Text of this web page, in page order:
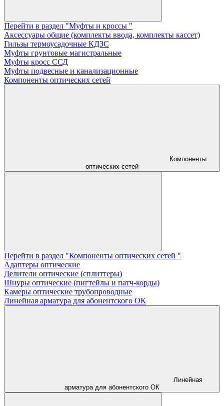
Перейти в раздел "Муфты и кроссы "
Аксессуары общие (комплекты ввода, комплекты кассет)
Гильзы термоусадочные КДЗС
Муфты грунтовые магистральные
Муфты кросс ССД
Муфты подвесные и канализационные
Компоненты оптических сетей
Компоненты
оптических сетей
Перейти в раздел "Компоненты оптических сетей "
Адаптеры оптические
Делители оптические (сплиттеры)
Шнуры оптические (пигтейлы и патч-корды)
Камеры оптические трубопроводные
Линейная арматура для абонентского ОК
Линейная
арматура для абонентского ОК